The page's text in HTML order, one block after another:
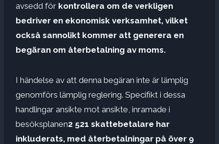
avsedd för kontrollera om de verkligen
bedriver en ekonomisk verksamhet, vilket
också sannolikt kommer att generera en
begäran om återbetalning av moms.
I händelse av att denna begäran inte är lämplig
genomförs lämplig reglering. Specifikt i dessa
handlingar ansikte mot ansikte, inramade i
besöksplanen2 521 skattebetalare har
inkluderats, med återbetalningar på över 9